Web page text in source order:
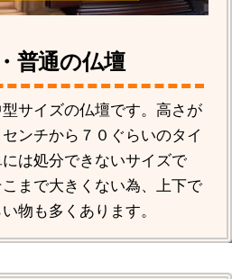
普通の仏壇
サイズの仏壇です。高さが
ンチから７０ぐらいのタイ
は処分できないサイズで
まで大きくない為、上下で
物も多くあります。